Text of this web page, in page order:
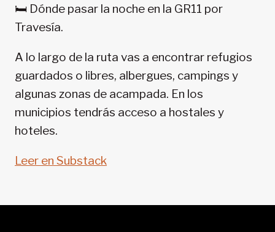
11-
🛏️ Dónde pasar la noche en la GR11 por
Travesía.
A lo largo de la ruta vas a encontrar refugios
guardados o libres, albergues, campings y
algunas zonas de acampada. En los
municipios tendrás acceso a hostales y
hoteles.
Leer en Substack